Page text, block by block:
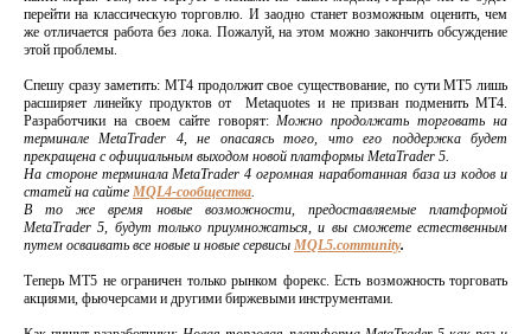
перейти на классическую торговлю. И заодно станет возможным оценить, чем
же отличается работа без лока. Пожалуй, на этом можно закончить обсуждение
этой проблемы.
Спешу сразу заметить: МТ4 продолжит свое существование, по сути МТ5 лишь
расширяет линейку продуктов от Metaquotes и не призван подменить МТ4.
Разработчики на своем сайте говорят:Можно продолжать торговать на
терминале MetaTrader 4, не опасаясь того, что его поддержка будет
прекращена с официальным выходом новой платформы MetaTrader 5.
На стороне терминала MetaTrader 4 огромная наработанная база из кодов и
статей на сайте MQL4-сообщества.
В то же время новые возможности, предоставляемые платформой
MetaTrader 5, будут только приумножаться, и вы сможете естественным
путем осваивать все новые и новые сервисы MQL5.community.
Теперь МТ5 не ограничен только рынком форекс. Есть возможность торговать
акциями, фьючерсами и другими биржевыми инструментами.